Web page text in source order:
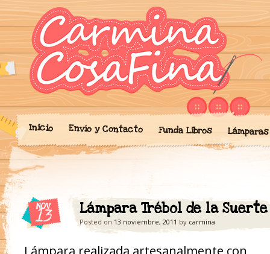
'Cosicas' de
Blog donde expongo mis
portalibros, mochilas,
cariño.
Inicio Envío y Contacto Funda Libros Lámparas
NOV
13 Lámpara Trébol de la Suerte
Posted on 13 noviembre, 2011 by carmina
Lámpara realizada artesanalmente con